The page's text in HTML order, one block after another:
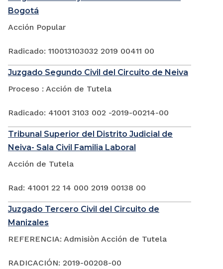
Bogotá
Acción Popular
Radicado: 110013103032 2019 00411 00
Juzgado Segundo Civil del Circuito de Neiva
Proceso : Acción de Tutela
Radicado: 41001 3103 002 -2019-00214-00
Tribunal Superior del Distrito Judicial de
Neiva- Sala Civil Familia Laboral
Acción de Tutela
Rad: 41001 22 14 000 2019 00138 00
Juzgado Tercero Civil del Circuito de
Manizales
REFERENCIA: Admisiòn Acción de Tutela
RADICACIÓN: 2019-00208-00